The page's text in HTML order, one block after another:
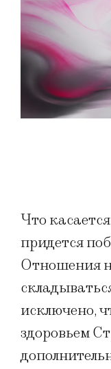
Что
придется
Отношения
исключено,
здоровьем